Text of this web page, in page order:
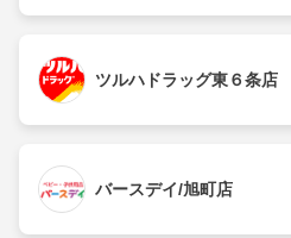
ツルハドラッグ東６条店
バースデイ/旭町店